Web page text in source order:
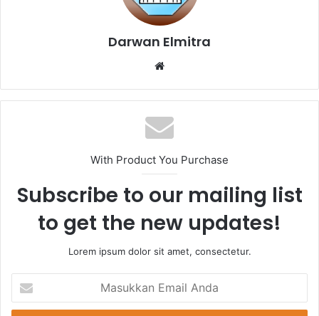
Darwan Elmitra
Website
With Product You Purchase
Subscribe to our mailing list
to get the new updates!
Lorem ipsum dolor sit amet, consectetur.
Email
Anda